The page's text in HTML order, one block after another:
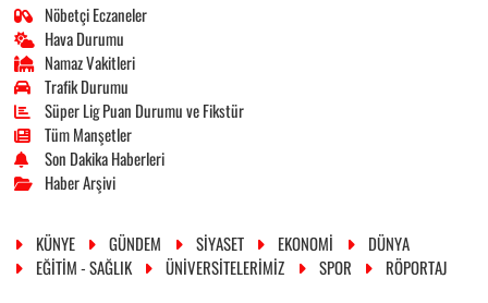
Nöbetçi Eczaneler
Hava Durumu
Namaz Vakitleri
Trafik Durumu
Süper Lig Puan Durumu ve Fikstür
Tüm Manşetler
Son Dakika Haberleri
Haber Arşivi
KÜNYE GÜNDEM SİYASET EKONOMİ
DÜNYA
EĞİTİM - SAĞLIK
ÜNİVERSİTELERİMİZ SPOR RÖPORTAJ